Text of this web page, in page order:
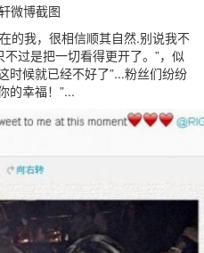
博截图
的我，很相信顺其自然.别说我不
过是把一切看得更开了。”，似
时候就已经不好了”...粉丝们纷纷
的幸福！”...